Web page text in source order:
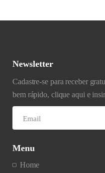
Newsletter
Cadastre-se para receber
bem rápido, clique aqui e
Menu
Home